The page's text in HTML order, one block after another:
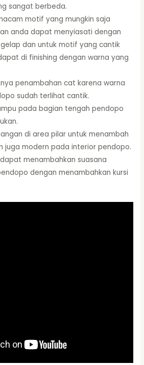
sangat berbeda.
motif yang mungkin saja
anda dapat menyiasati dengan
dan untuk motif yang cantik
di finishing dengan warna yang
penambahan cat karena warna
sudah terlihat cantik.
pada bagian tengah pendopo
di area pilar untuk menambah
juga modern pada interior pendopo.
menambahkan suasana
dengan menambahkan kursi